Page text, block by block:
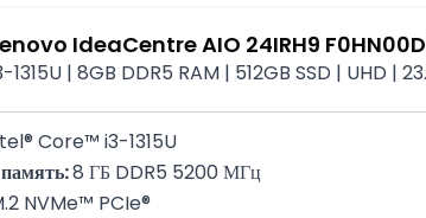
IdeaCentre AIO 24IRH9
1315U | 8GB DDR5 RAM | 512GB SSD | UHD |
Core™ i3-1315U
8 ГБ DDR5 5200 МГц
NVMe™ PCIe®